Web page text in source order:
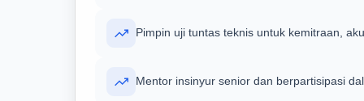
Pimpin uji tuntas teknis untuk kemitraan,
Mentor insinyur senior dan berpartisipasi